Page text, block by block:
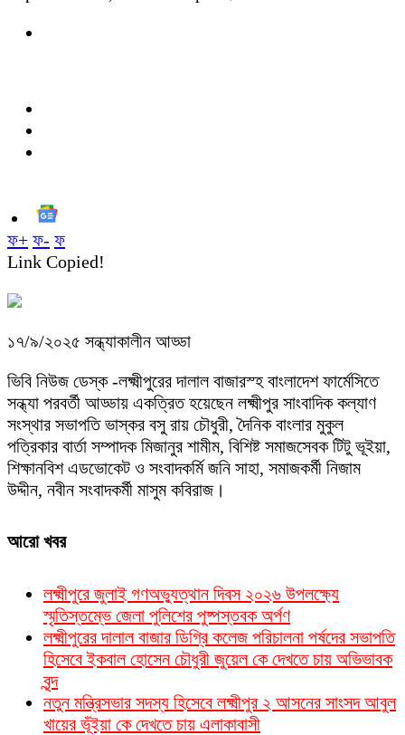
ফ+ ফ- ফ
Link Copied!
১৭/৯/২০২৫ সন্ধ্যাকালীন আড্ডা
ভিবি নিউজ ডেস্ক -লক্ষ্মীপুরের দালাল বাজারস্হ বাংলাদেশ ফার্মেসিতে
সন্ধ্যা পরবর্তী আড্ডায় একত্রিত হয়েছেন লক্ষ্মীপুর সাংবাদিক কল্যাণ
সংস্থার সভাপতি ভাস্কর বসু রায় চৌধুরী, দৈনিক বাংলার মুকুল
পত্রিকার বার্তা সম্পাদক মিজানুর শামীম, বিশিষ্ট সমাজসেবক টিটু ভূইয়া,
শিক্ষানবিশ এডভোকেট ও সংবাদকর্মি জনি সাহা, সমাজকর্মী নিজাম
উদ্দীন, নবীন সংবাদকর্মী মাসুম কবিরাজ।
আরো খবর
লক্ষ্মীপুরে জুলাই গণঅভ্যুত্থান দিবস ২০২৬ উপলক্ষ্যে
স্মৃতিস্তম্ভে জেলা পুলিশের পুষ্পস্তবক অর্পণ
লক্ষ্মীপুরের দালাল বাজার ডিগ্রি কলেজ পরিচালনা পর্ষদের সভাপতি
হিসেবে ইকবাল হোসেন চৌধুরী জুয়েল কে দেখতে চায় অভিভাবক
বৃন্দ
নতুন মন্ত্রিসভার সদস্য হিসেবে লক্ষ্মীপুর ২ আসনের সাংসদ আবুল
খায়ের ভূঁইয়া কে দেখতে চায় এলাকাবাসী